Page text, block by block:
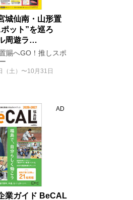
城仙南・山形置
ット”を巡ろ
周遊ラ…
賜へGO！推しスポ
（土）〜10月31日
AD
業ガイド BeCAL